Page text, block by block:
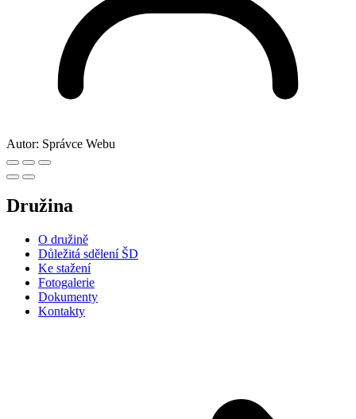
Autor: Správce Webu
Družina
O družině
Důležitá sdělení ŠD
Ke stažení
Fotogalerie
Dokumenty
Kontakty